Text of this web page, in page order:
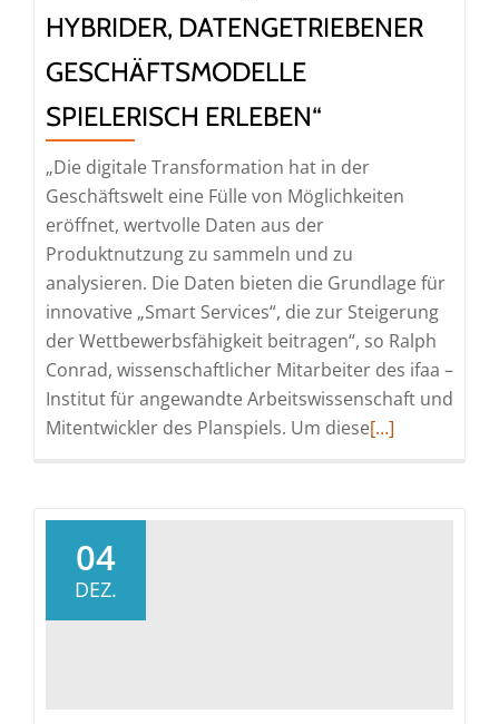
HYBRIDER, DATENGETRIEBENER
GESCHÄFTSMODELLE
SPIELERISCH ERLEBEN“
„Die digitale Transformation hat in der
Geschäftswelt eine Fülle von Möglichkeiten
eröffnet, wertvolle Daten aus der
Produktnutzung zu sammeln und zu
analysieren. Die Daten bieten die Grundlage für
innovative „Smart Services“, die zur Steigerung
der Wettbewerbsfähigkeit beitragen“, so Ralph
Conrad, wissenschaftlicher Mitarbeiter des ifaa –
Institut für angewandte Arbeitswissenschaft und
Mitentwickler des Planspiels. Um dieseRead
[…]
04
DEZ.